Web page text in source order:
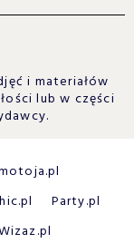
i materiałów
lub w części
Party.pl